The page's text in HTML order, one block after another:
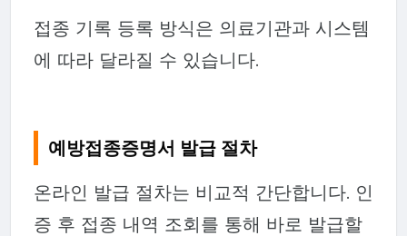
접종 기록 등록 방식은 의료기관과 시스템
에 따라 달라질 수 있습니다.
예방접종증명서 발급 절차
온라인 발급 절차는 비교적 간단합니다. 인
증 후 접종 내역 조회를 통해 바로 발급할